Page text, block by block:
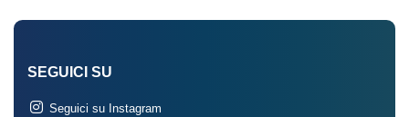
SEGUICI SU
Seguici su Instagram